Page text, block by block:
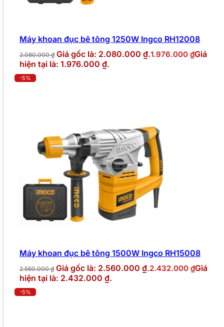
Máy khoan đục bê tông 1250W Ingco RH12008
2.080.000₫ Giá gốc là: 2.080.000 ₫.1.976.000 ₫Giá
hiện tại là: 1.976.000 ₫.
-5%
Máy khoan đục bê tông 1500W Ingco RH15008
2.560.000₫ Giá gốc là: 2.560.000 ₫.2.432.000 ₫Giá
hiện tại là: 2.432.000 ₫.
-5%